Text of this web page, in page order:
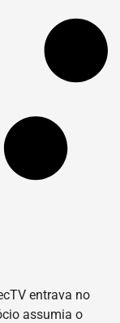
entrava no
assumia o